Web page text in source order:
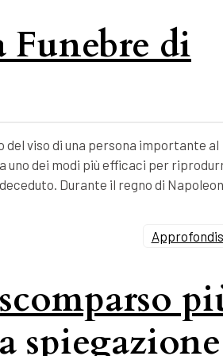
Funebre di
viso di una persona importante al
uno dei modi più efficaci per
Durante il regno di